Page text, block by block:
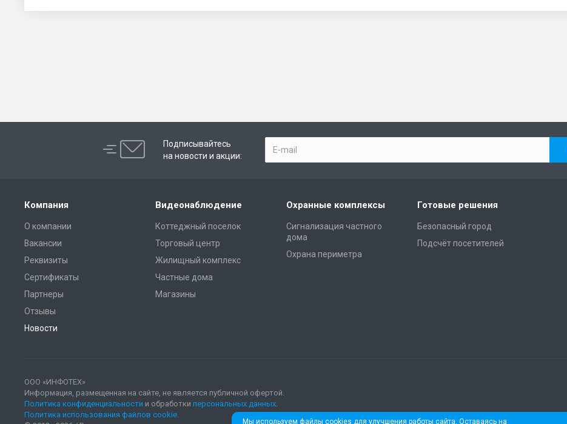
Подписывайтесь
на новости и акции:
Компания
О компании
Вакансии
Реквизиты
Сертификаты
Партнеры
Отзывы
Новости
Видеонаблюдение
Коттеджный поселок
Торговый центр
Жилищный комплекс
Частные дома
Магазины
Охранные комплексы
Сигнализация частного
дома
Охрана периметра
Готовые решения
Безопасный город
Подсчёт посетителей
ООО «ИНФОТЕХ»
Информация, размещенная на сайте, не является публичной офертой.
Политика конфиденциальности и обработки персональных данных.
Политика использования файлов cookie.
Мы используем файлы cookies для улучшения работы сайта. Оставаясь на